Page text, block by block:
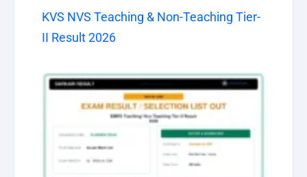
KVS NVS Teaching & Non-Teaching Tier-
II Result 2026